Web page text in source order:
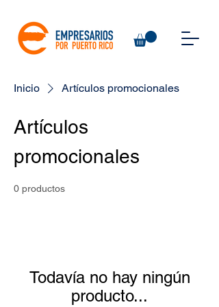
Inicio Artículos promocionales
Artículos
promocionales
0 productos
Todavía no hay ningún
producto...